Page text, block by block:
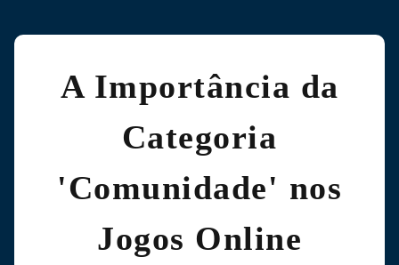
A Importância da
Categoria
'Comunidade' nos
Jogos Online